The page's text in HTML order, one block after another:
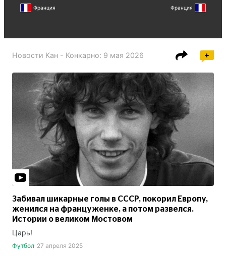
Франция Франция
Новости Кан - Конкарно: 9 мая 2026
Забивал шикарные голы в СССР, покорил Европу,
женился на француженке, а потом развелся.
Истории о великом Мостовом
Царь!
Футбол 27 апреля 2025